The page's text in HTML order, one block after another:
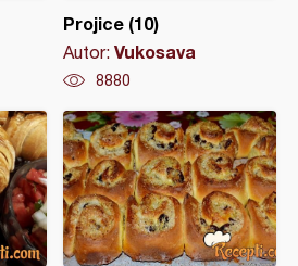
Projice (10)
Autor: Vukosava
8880